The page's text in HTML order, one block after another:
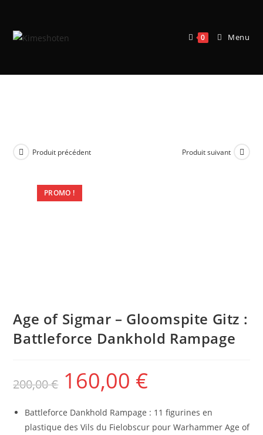
0 Menu
PROMO !
Produit précédent Produit suivant
Age of Sigmar – Gloomspite Gitz :
Battleforce Dankhold Rampage
200,00€ 160,00 €
Battleforce Dankhold Rampage : 11 figurines en
plastique des Vils du Fielobscur pour Warhammer Age of